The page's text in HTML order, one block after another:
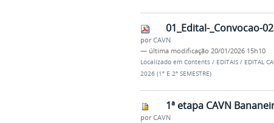
01_Edital-_Convocao-
porCAVN
— última modificação 20/01/2026 15h10
Localizado em Contents / EDITAIS / EDITAL
2026 (1º E 2º SEMESTRE)
1ª etapa CAVN
porCAVN